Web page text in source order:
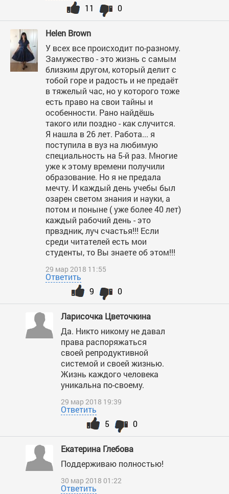
0
11
Helen Brown
У всех все происходит по-разному.
Замужество - это жизнь с самым
близким другом, который делит с
тобой горе и радость и не предаёт
в тяжелый час, но у которого тоже
есть право на свои тайны и
особенности. Рано найдёшь
такого или поздно - как случится.
Я нашла в 26 лет. Работа... я
поступила в вуз на любимую
специальность на 5-й раз. Многие
уже к этому времени получили
образование. Но я не предала
мечту. И каждый день учебы был
озарен светом знания и науки, а
потом и поныне ( уже более 40 лет)
каждый рабочий день - это
првздник, луч счастья!!! Если
среди читателей есть мои
студенты, то Вы знаете об этом!!!
29 мар 2018 11:55
Ответить
0
9
Ларисочка Цветочкина
Да. Никто никому не давал
права распоряжаться
своей репродуктивной
системой и своей жизнью.
Жизнь каждого человека
уникальна по-своему.
29 мар 2018 19:39
Ответить
0
5
Екатерина Глебова
Поддерживаю полностью!
30 мар 2018 01:22
Ответить